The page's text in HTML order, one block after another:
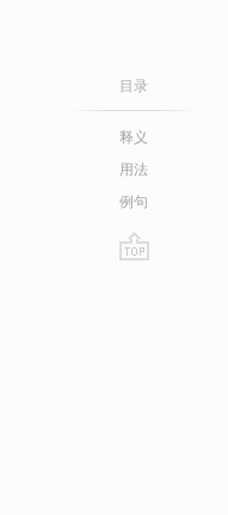
目录
释义
用法
例句